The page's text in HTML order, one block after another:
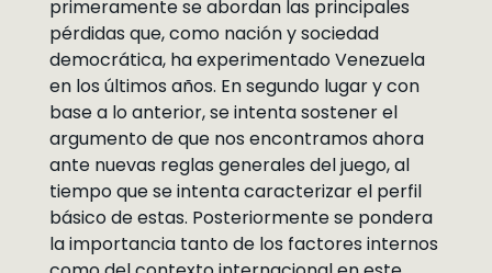
primeramente se abordan las principales
pérdidas que, como nación y sociedad
democrática, ha experimentado Venezuela
en los últimos años. En segundo lugar y con
base a lo anterior, se intenta sostener el
argumento de que nos encontramos ahora
ante nuevas reglas generales del juego, al
tiempo que se intenta caracterizar el perfil
básico de estas. Posteriormente se pondera
la importancia tanto de los factores internos